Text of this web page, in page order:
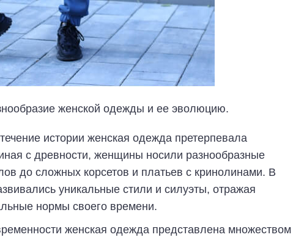
женской одежды и ее эволюцию.
истории женская одежда претерпевала
с древности, женщины носили разнообразные
до сложных корсетов и платьев с кринолинами. В
уникальные стили и силуэты, отражая
нормы своего времени.
женская одежда представлена множеством